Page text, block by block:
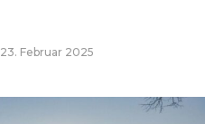
23. Februar 2025